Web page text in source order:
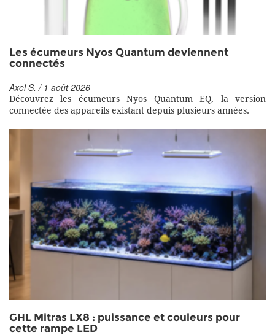
Les écumeurs Nyos Quantum deviennent
connectés
Axel S. / 1 août 2026
Découvrez les écumeurs Nyos Quantum EQ, la version
connectée des appareils existant depuis plusieurs années.
GHL Mitras LX8 : puissance et couleurs pour
cette rampe LED